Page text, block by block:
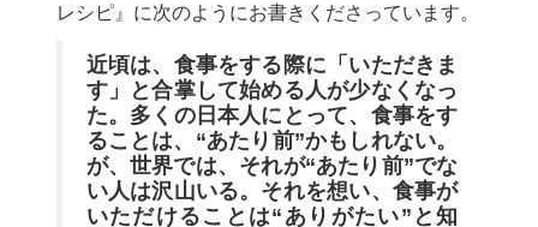
レシピ』に次のようにお書きくださっています。
近頃は、食事をする際に「いただきま
す」と合掌して始める人が少なくなっ
た。多くの日本人にとって、食事をす
ることは、“あたり前”かもしれない。
が、世界では、それが“あたり前”でな
い人は沢山いる。それを想い、食事が
いただけることは“ありがたい”と知